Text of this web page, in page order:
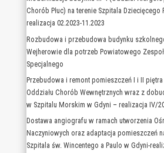
Szpitala im. Św. Wincentego a Paulo z
Jednego Dnia – realizacja 10.2023-
Modernizacja budynku nr 4 (Oddział
Chorób Płuc) na terenie Szpitala
realizacja 02.2023-11.2023
Rozbudowa i przebudowa budynku
Wejherowie dla potrzeb Powiatowego
Specjalnego
Przebudowa i remont pomieszczeń I i II
Oddziału Chorób Wewnętrznych wraz